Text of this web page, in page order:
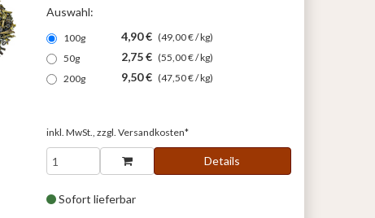
Auswahl:
100g 4,90 € (49,00 € / kg)
50g
2,75 € (55,00 € / kg)
200g
9,50 € (47,50 € / kg)
inkl. MwSt., zzgl. Versandkosten*
Details
Sofort lieferbar